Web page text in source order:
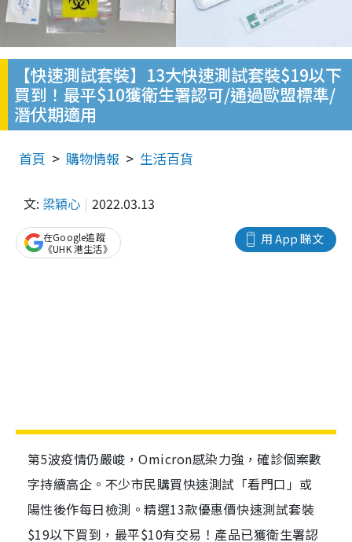
【快速測試套裝】13大快速測試套裝$19以下
買到！最平$10獲衛生署認可/通過歐盟標準/
潛伏期適用
首頁 購物情報 生活百貨
文: 梁穎心 2022.03.13
用 App 睇文
在Google追蹤
《UHK 港生活》
第5波疫情仍嚴峻，Omicron感染力強，確診個案數
字持續高企。不少市民購買快速測試「看門口」或
陽性後作每日檢測。精選13款優惠價快速測試套裝
$19以下買到，最平$10有交易！產品已獲衛生署認